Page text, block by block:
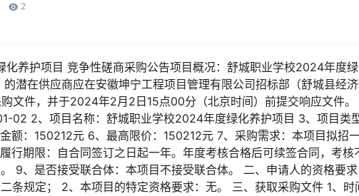
2
养护项目 竞争性磋商采购公告项目概况：舒城职业学校2024年度
潜在供应商应在安徽坤宁工程项目管理有限公司招标部（舒城县经
文件，并于2024年2月2日15点00分（北京时间）前提交响应文件。
02 2、项目名称：舒城职业学校2024年度绿化养护项目 3、项目类
额：150212元 6、最高限价：150212元 7、采购需求：本项目拟招一
行期限：自合同签订之日起一年。年度考核合格后可续签合同，考核
9、是否接受联合体：本项目不接受联合体。 二、申请人的资格要
条规定； 2、本项目的特定资格要求：无。 三、获取采购文件 1、